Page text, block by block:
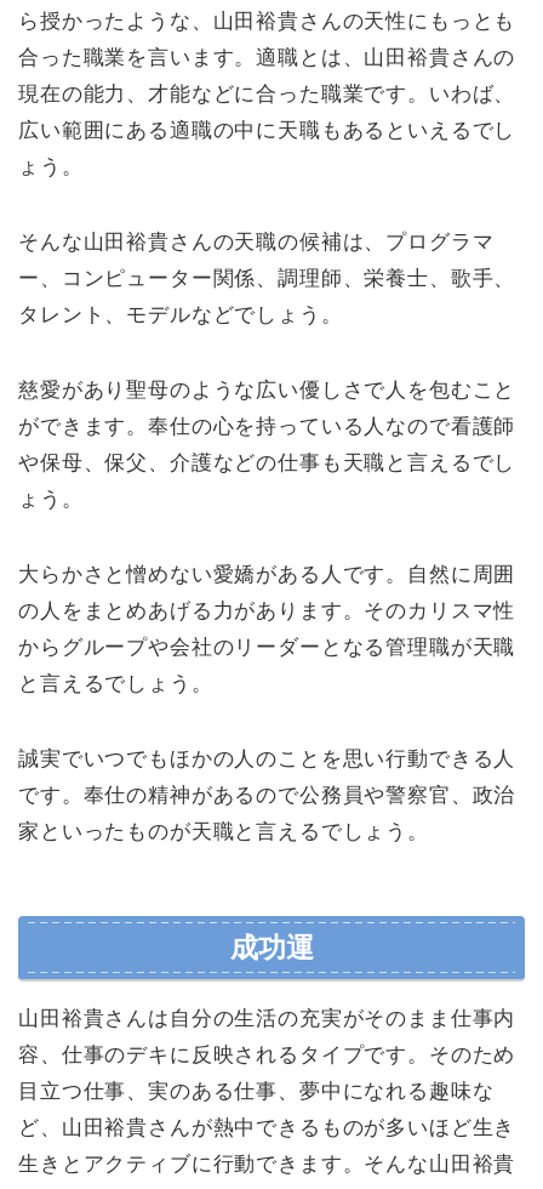
ら授かったような、山田裕貴さんの天性にもっとも
合った職業を言います。適職とは、山田裕貴さんの
現在の能力、才能などに合った職業です。いわば、
広い範囲にある適職の中に天職もあるといえるでし
ょう。
そんな山田裕貴さんの天職の候補は、プログラマ
ー、コンピューター関係、調理師、栄養士、歌手、
タレント、モデルなどでしょう。
慈愛があり聖母のような広い優しさで人を包むこと
ができます。奉仕の心を持っている人なので看護師
や保母、保父、介護などの仕事も天職と言えるでし
ょう。
大らかさと憎めない愛嬌がある人です。自然に周囲
の人をまとめあげる力があります。そのカリスマ性
からグループや会社のリーダーとなる管理職が天職
と言えるでしょう。
誠実でいつでもほかの人のことを思い行動できる人
です。奉仕の精神があるので公務員や警察官、政治
家といったものが天職と言えるでしょう。
成功運
山田裕貴さんは自分の生活の充実がそのまま仕事内
容、仕事のデキに反映されるタイプです。そのため
目立つ仕事、実のある仕事、夢中になれる趣味な
ど、山田裕貴さんが熱中できるものが多いほど生き
生きとアクティブに行動できます。そんな山田裕貴